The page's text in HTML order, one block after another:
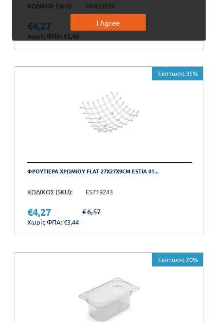
ΚΩΔΙΚΟΣ (SKU): NV813299
5,27
€4,27
Χωρίς ΦΠΑ: €3,44
Έκπτωση 35%
ΦΡΟΥΤΙΕΡΑ ΧΡΩΜΙΟΥ FLAT 27X27X9CM ESTIA 01...
ΚΩΔΙΚΟΣ (SKU): ES719243
€6,57
€4,27
Χωρίς ΦΠΑ:€3,44
Έκπτωση 20%
I Agree